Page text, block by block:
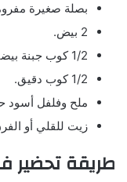
بصلة صغيرة
2 بيض.
1/2 كوب جبنة بيضاء مفتتة.
1/2 كوب دقيق.
ملح وفلفل أسود
زيت للقلي أو
طريقة تحضير